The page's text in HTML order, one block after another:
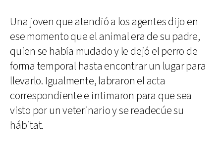
Una joven que atendió a los agentes dijo en
ese momento que el animal era de su padre,
quien se había mudado y le dejó el perro de
forma temporal hasta encontrar un lugar para
llevarlo. Igualmente, labraron el acta
correspondiente e intimaron para que sea
visto por un veterinario y se readecúe su
hábitat.